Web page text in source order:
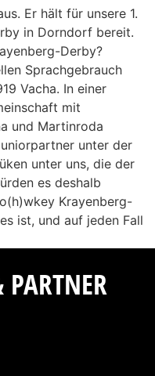
Er hält für unsere 1.
in Dorndorf bereit.
Derby?
Sprachgebrauch
Vacha. In einer
mit
und Martinroda
unter der
unter uns, die der
es deshalb
Krayenberg-
ist, und auf jeden Fall
PARTNER